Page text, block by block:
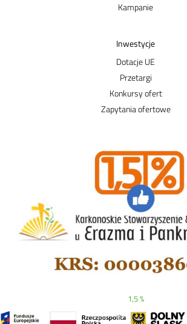
Kampanie
Inwestycje
Dotacje UE
Przetargi
Konkursy ofert
Zapytania ofertowe
1,5 %